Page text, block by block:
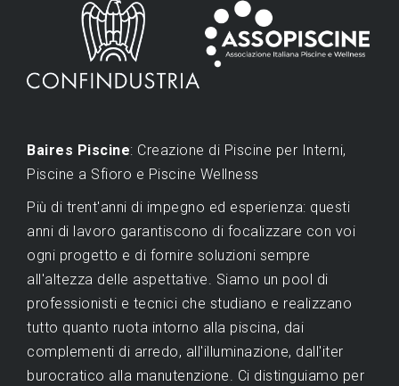
Baires Piscine: Creazione di Piscine per Interni,
Piscine a Sfioro e Piscine Wellness
Più di trent'anni di impegno ed esperienza: questi
anni di lavoro garantiscono di focalizzare con voi
ogni progetto e di fornire soluzioni sempre
all'altezza delle aspettative. Siamo un pool di
professionisti e tecnici che studiano e realizzano
tutto quanto ruota intorno alla piscina, dai
complementi di arredo, all'illuminazione, dall'iter
burocratico alla manutenzione. Ci distinguiamo per